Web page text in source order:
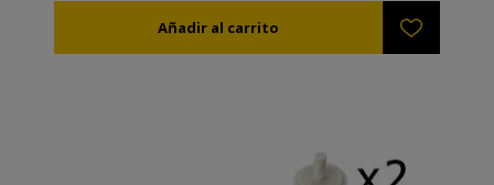
protect the bees from drowning. • The inner walls
have indentations to allow the bees to easily climb up.